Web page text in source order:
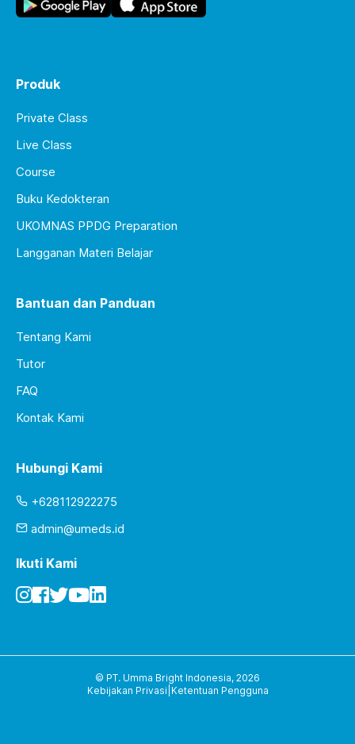
Produk
Private Class
Live Class
Course
Buku Kedokteran
UKOMNAS PPDG Preparation
Langganan Materi Belajar
Bantuan dan Panduan
Tentang Kami
Tutor
FAQ
Kontak Kami
Hubungi Kami
+628112922275
admin@umeds.id
Ikuti Kami
© PT. Umma Bright Indonesia, 2026
Kebijakan Privasi Ketentuan Pengguna